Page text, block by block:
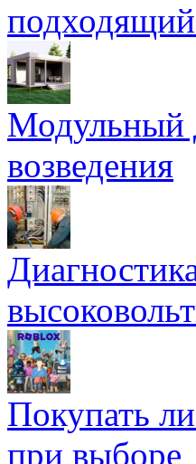
Модульный
возведения
Покупать
при выборе